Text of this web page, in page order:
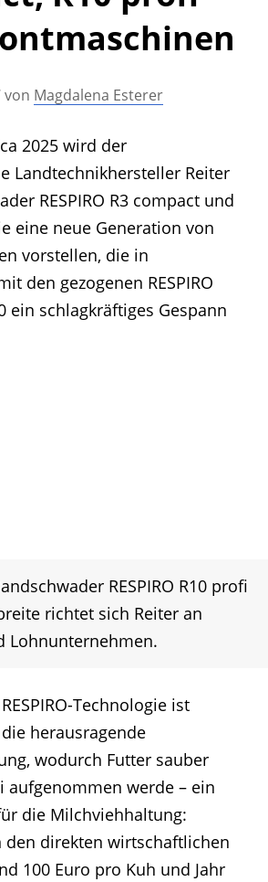
Geschichten
Archiv
von Magdalena Esterer
2025 wird der
Landtechnikhersteller Reiter
RESPIRO R3 compact und
eine neue Generation von
vorstellen, die in
den gezogenen RESPIRO
ein schlagkräftiges Gespann
RESPIRO R10 profi
richtet sich Reiter an
Lohnunternehmen.
Technologie ist
herausragende
wodurch Futter sauber
aufgenommen werde – ein
die Milchviehhaltung:
den direkten wirtschaftlichen
100 Euro pro Kuh und Jahr